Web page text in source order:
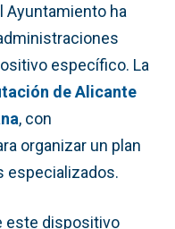
Ayuntamiento ha
específico. La
de Alicante
, con
organizar un plan
especializados.
este dispositivo